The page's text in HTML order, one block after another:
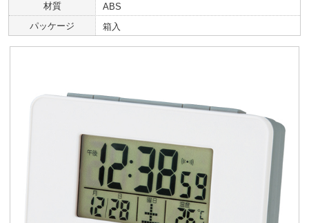
材質
ABS
パッケージ
箱入